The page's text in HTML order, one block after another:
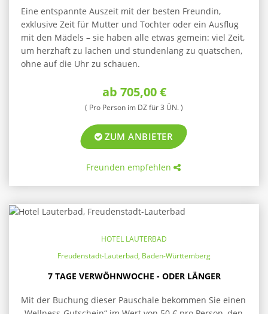
Eine entspannte Auszeit mit der besten Freundin,
exklusive Zeit für Mutter und Tochter oder ein Ausflug
mit den Mädels – sie haben alle etwas gemein: viel Zeit,
um herzhaft zu lachen und stundenlang zu quatschen,
ohne auf die Uhr zu schauen.
ab 705,00 €
( Pro Person im DZ für 3 ÜN. )
ZUM ANBIETER
Freunden empfehlen
HOTEL LAUTERBAD
Freudenstadt-Lauterbad, Baden-Württemberg
7 TAGE VERWÖHNWOCHE - ODER LÄNGER
Mit der Buchung dieser Pauschale bekommen Sie einen